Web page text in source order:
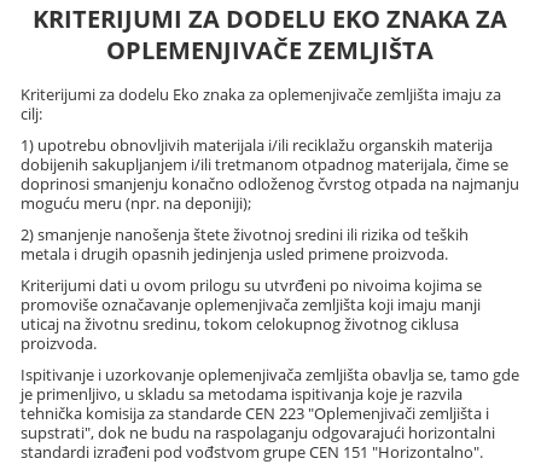
KRITERIJUMI ZA DODELU EKO ZNAKA ZA
OPLEMENJIVAČE ZEMLJIŠTA
Kriterijumi za dodelu Eko znaka za oplemenjivače zemljišta imaju za
cilj:
1) upotrebu obnovljivih materijala i/ili reciklažu organskih materija
dobijenih sakupljanjem i/ili tretmanom otpadnog materijala, čime se
doprinosi smanjenju konačno odloženog čvrstog otpada na najmanju
moguću meru (npr. na deponiji);
2) smanjenje nanošenja štete životnoj sredini ili rizika od teških
metala i drugih opasnih jedinjenja usled primene proizvoda.
Kriterijumi dati u ovom prilogu su utvrđeni po nivoima kojima se
promoviše označavanje oplemenjivača zemljišta koji imaju manji
uticaj na životnu sredinu, tokom celokupnog životnog ciklusa
proizvoda.
Ispitivanje i uzorkovanje oplemenjivača zemljišta obavlja se, tamo gde
je primenljivo, u skladu sa metodama ispitivanja koje je razvila
tehnička komisija za standarde CEN 223 "Oplemenjivači zemljišta i
supstrati", dok ne budu na raspolaganju odgovarajući horizontalni
standardi izrađeni pod vođstvom grupe CEN 151 "Horizontalno".